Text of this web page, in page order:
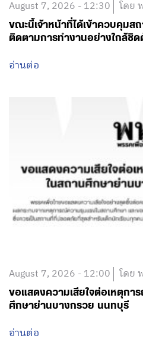
August 7, 2026 - 12:00 โดย
ขอแสดงความเสียใจต่อเหตุก
ศึกษาย่านบางกรวย นนทบุรี